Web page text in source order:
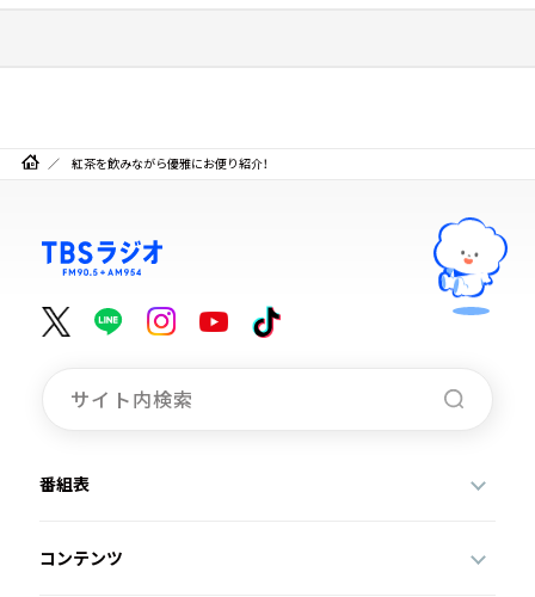
紅茶を飲みながら優雅にお便り紹介！
番組表
コンテンツ